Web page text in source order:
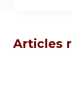
Articles